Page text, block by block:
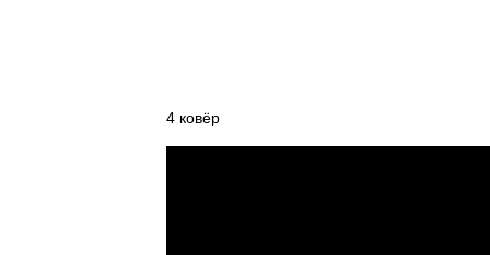
4 ковёр